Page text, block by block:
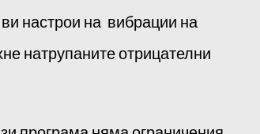
настрои на вибрации на
натрупаните отрицателни